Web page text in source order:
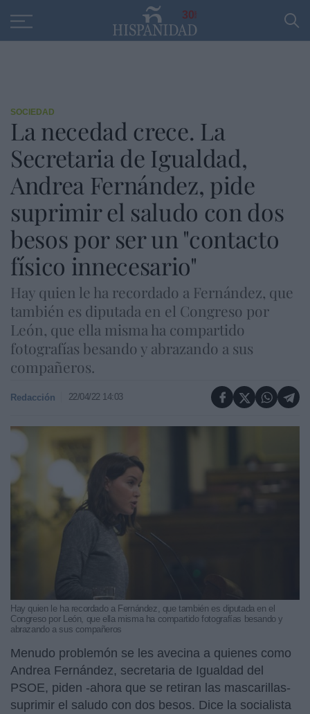
30
SOCIEDAD
La necedad crece. La
Secretaria de Igualdad,
Andrea Fernández, pide
suprimir el saludo con dos
besos por ser un "contacto
físico innecesario"
Hay quien le ha recordado a Fernández, que
también es diputada en el Congreso por
León, que ella misma ha compartido
fotografías besando y abrazando a sus
compañeros.
Redacción 22/04/22 14:03
Hay quien le ha recordado a Fernández, que también es diputada en el
Congreso por León, que ella misma ha compartido fotografías besando y
abrazando a sus compañeros
Menudo problemón se les avecina a quienes como
Andrea Fernández, secretaria de Igualdad del
PSOE, piden -ahora que se retiran las mascarillas-
suprimir el saludo con dos besos. Dice la socialista